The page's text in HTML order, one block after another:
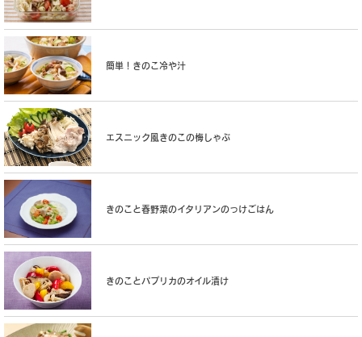
簡単！きのこ冷や汁
エスニック風きのこの梅しゃぶ
きのこと春野菜のイタリアンのっけごはん
きのことパプリカのオイル漬け